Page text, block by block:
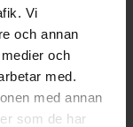
Vi
och annan
och
med.
med annan
som de har
recensioner